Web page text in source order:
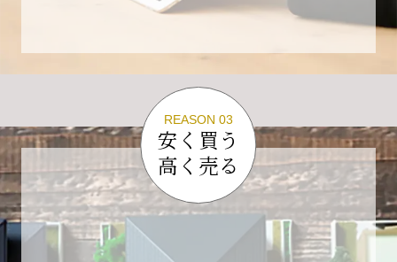
ただき、今日の当社があります。
しかしながら、10周年は通過点にすぎません。
る企業へと成長してまいります。
変化の激しい時代だからこそ、初心を忘れず、
挑戦を続け、社会に必要とされる存在であり続
けることをお約束いたします。
今後とも変わらぬご支援、ご指導を賜りますよ
う、何卒よろしくお願い申し上げます。
REASON 03
安く買う
高く売る